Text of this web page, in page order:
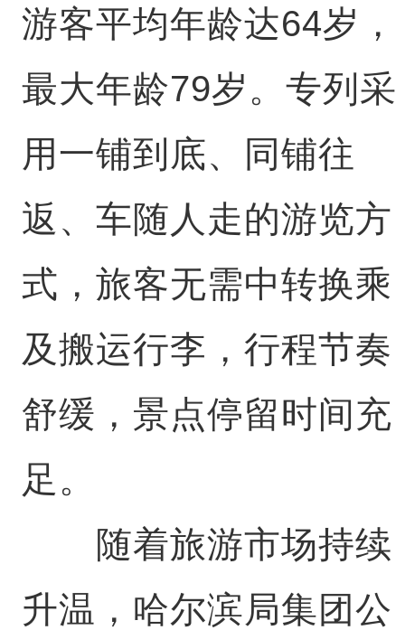
游客平均年龄达64岁，
最大年龄79岁。专列采
用一铺到底、同铺往
返、车随人走的游览方
式，旅客无需中转换乘
及搬运行李，行程节奏
舒缓，景点停留时间充
足。
随着旅游市场持续
升温，哈尔滨局集团公